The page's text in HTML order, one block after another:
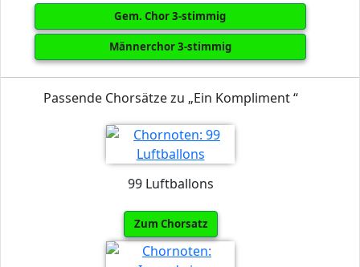
Gem. Chor 3-stimmig
Männerchor 3-stimmig
Passende Chorsätze zu „Ein Kompliment “
99 Luftballons
Zum Chorsatz